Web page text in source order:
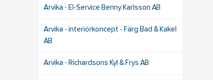
Arvika - El-Service Benny Karlsson AB
Arvika - interiörkoncept - Färg Bad & Kakel
AB
Arvika - Richardsons Kyl & Frys AB